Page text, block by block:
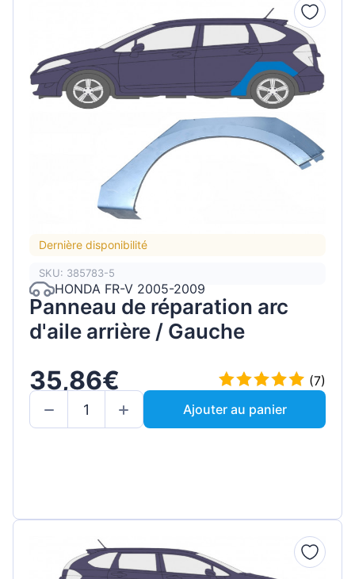
Dernière disponibilité
SKU: 385783-5
HONDA FR-V 2005-2009
Panneau de réparation arc
d'aile arrière / Gauche
35,86€
(7)
Ajouter au panier